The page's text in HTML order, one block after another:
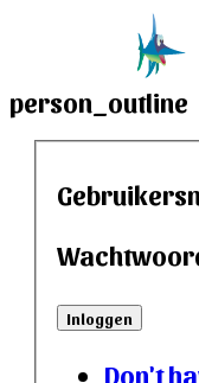
person_outline
Inloggen
Don't